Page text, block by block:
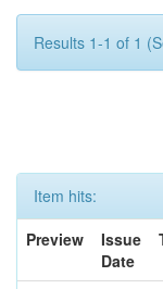
Results 1-1 of 1
Item hits:
Preview
Issue
Date